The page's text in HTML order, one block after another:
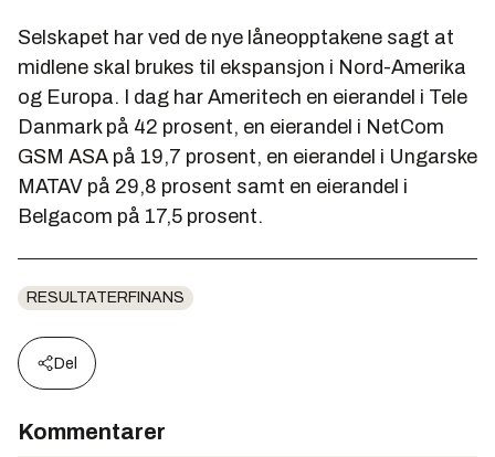
Selskapet har ved de nye låneopptakene sagt at
midlene skal brukes til ekspansjon i Nord-Amerika
og Europa. I dag har Ameritech en eierandel i Tele
Danmark på 42 prosent, en eierandel i NetCom
GSM ASA på 19,7 prosent, en eierandel i Ungarske
MATAV på 29,8 prosent samt en eierandel i
Belgacom på 17,5 prosent.
RESULTATERFINANS
Del
Kommentarer